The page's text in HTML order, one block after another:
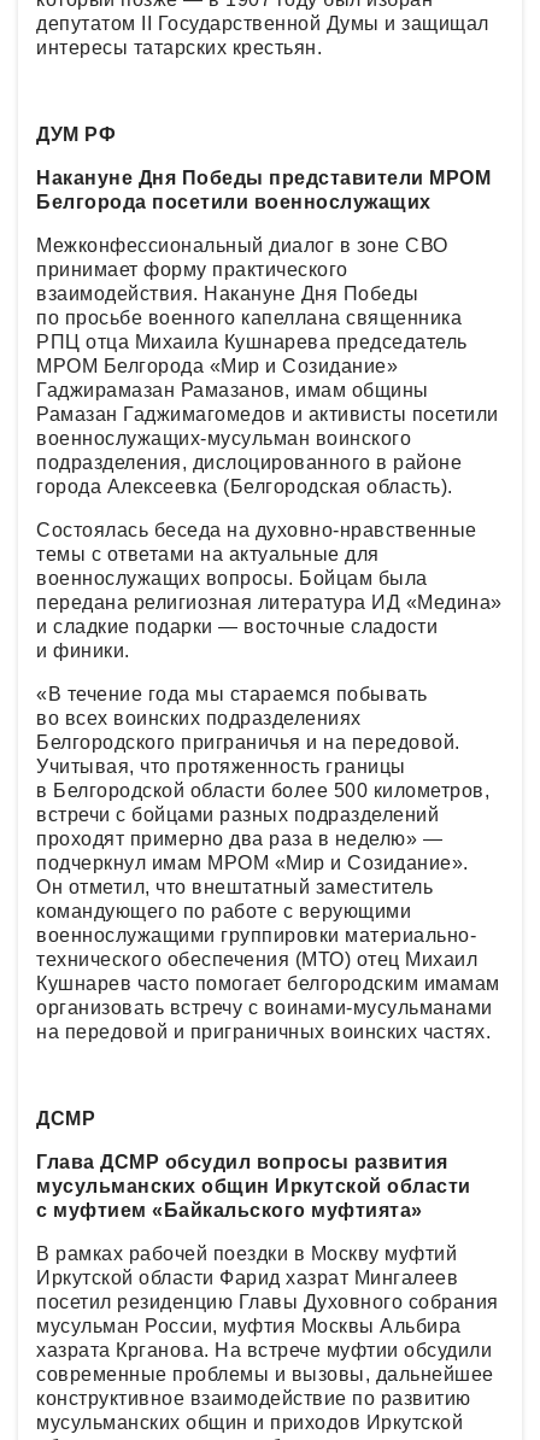
депутатом II Государственной Думы и защищал
интересы татарских крестьян.
ДУМ РФ
Накануне Дня Победы представители МРОМ
Белгорода посетили военнослужащих
Межконфессиональный диалог в зоне СВО
принимает форму практического
взаимодействия. Накануне Дня Победы
по просьбе военного капеллана священника
РПЦ отца Михаила Кушнарева председатель
МРОМ Белгорода «Мир и Созидание»
Гаджирамазан Рамазанов, имам общины
Рамазан Гаджимагомедов и активисты посетили
военнослужащих-мусульман воинского
подразделения, дислоцированного в районе
города Алексеевка (Белгородская область).
Состоялась беседа на духовно-нравственные
темы с ответами на актуальные для
военнослужащих вопросы. Бойцам была
передана религиозная литература ИД «Медина»
и сладкие подарки — восточные сладости
и финики.
«В течение года мы стараемся побывать
во всех воинских подразделениях
Белгородского приграничья и на передовой.
Учитывая, что протяженность границы
в Белгородской области более 500 километров,
встречи с бойцами разных подразделений
проходят примерно два раза в неделю» —
подчеркнул имам МРОМ «Мир и Созидание».
Он отметил, что внештатный заместитель
командующего по работе с верующими
военнослужащими группировки материально-
технического обеспечения (МТО) отец Михаил
Кушнарев часто помогает белгородским имамам
организовать встречу с воинами-мусульманами
на передовой и приграничных воинских частях.
ДСМР
Глава ДСМР обсудил вопросы развития
мусульманских общин Иркутской области
с муфтием «Байкальского муфтията»
В рамках рабочей поездки в Москву муфтий
Иркутской области Фарид хазрат Мингалеев
посетил резиденцию Главы Духовного собрания
мусульман России, муфтия Москвы Альбира
хазрата Крганова. На встрече муфтии обсудили
современные проблемы и вызовы, дальнейшее
конструктивное взаимодействие по развитию
мусульманских общин и приходов Иркутской